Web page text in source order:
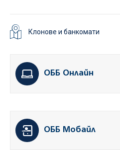
Клонове и банкомати
ОББ Онлайн
ОББ Мобайл